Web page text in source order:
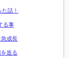
話！
る事
成長
造る